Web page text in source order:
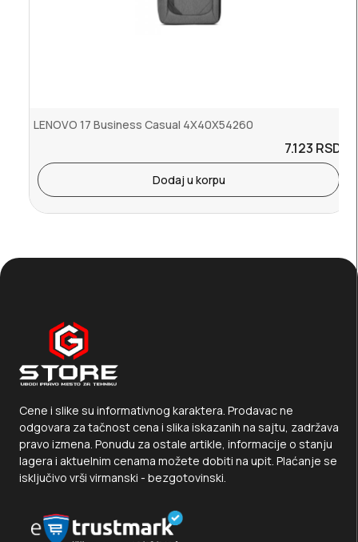
LENOVO 17 Business Casual 4X40X54260
7.123 RSD.
Dodaj u korpu
Cene i slike su informativnog karaktera. Prodavac ne
odgovara za tačnost cena i slika iskazanih na sajtu, zadržava
pravo izmena. Ponudu za ostale artikle, informacije o stanju
lagera i aktuelnim cenama možete dobiti na upit. Plaćanje se
isključivo vrši virmanski - bezgotovinski.